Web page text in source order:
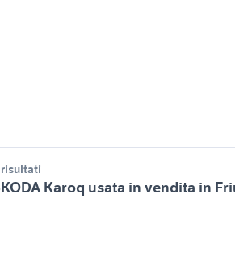
Karoq usata in vendita in